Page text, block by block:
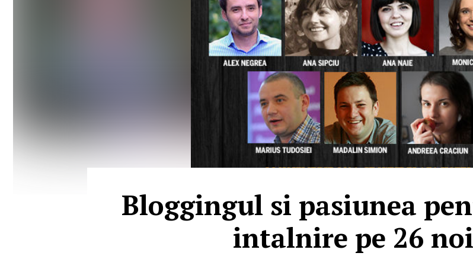
Bloggingul si pasiunea
intalnire pe 26